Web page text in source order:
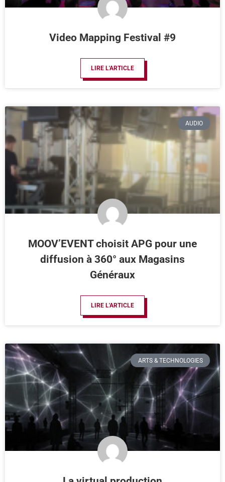
Video Mapping Festival #9
LIRE L'ARTICLE
AUDIO
MOOV’EVENT choisit APG pour une
diffusion à 360° aux Magasins
Généraux
LIRE L'ARTICLE
ARTS & TECHNOLOGIES